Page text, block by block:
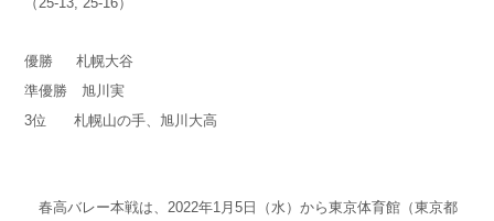
優勝 札幌大谷
準優勝 旭川実
3位 札幌山の手、旭川大高
春高バレー本戦は、2022年1月5日（水）から東京体育館（東京都